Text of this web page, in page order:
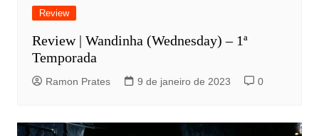
Review
Review | Wandinha (Wednesday) – 1ª
Temporada
Ramon Prates 9 de janeiro de 2023 0